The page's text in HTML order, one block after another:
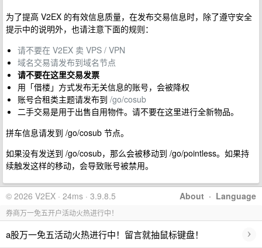
为了提高 V2EX 的有效信息质量，在发布交易信息时，除了遵守安全
提示中的说明外，也请注意下面的规则：
请不要在 V2EX 卖 VPS / VPN
域名交易请发布到域名节点
请不要在这里交易发票
用「借楼」方式发布无关信息的账号，会被降权
账号合租类主题请发布到 /go/cosub
二手交易是用于出售自用物件。请不要在这里进行全新物品。
拼车信息请发到 /go/cosub 节点。
如果没有发送到 /go/cosub，那么会被移动到 /go/pointless。如果持
续触发这样的移动，会导致账号被禁用。
About · Language
© 2026 V2EX · 24ms · 3.9.8.5
券商万一免五开户活动火热进行中！
a股万一免五活动火热进行中！留言就抽鼠标键盘！ ›